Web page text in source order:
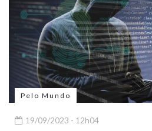
Pelo Mundo
19/09/2023 - 12h04